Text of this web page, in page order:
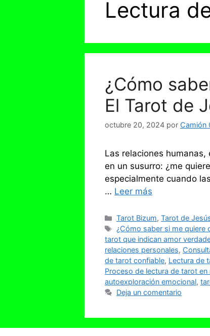
Lectura
¿Cómo
El Tarot de
octubre 20, 2024 por Camión
Las relaciones
en un susurro: ¿me
especialmente cuando
… Leer más
Categorías
Tarot Bizum,Tarot de
Etiquetas
¿Cómo saber si me quiere
tarot que indican amor
relaciones personales,
de tarot confiable, Lectura de
Proceso de lectura de tarot en
autoexploración emocional,
Deja un comentario